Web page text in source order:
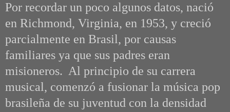
Por recordar un poco algunos datos, nació
en Richmond, Virginia, en 1953, y creció
parcialmente en Brasil, por causas
familiares ya que sus padres eran
misioneros. Al principio de su carrera
musical, comenzó a fusionar la música pop
brasileña de su juventud con la densidad